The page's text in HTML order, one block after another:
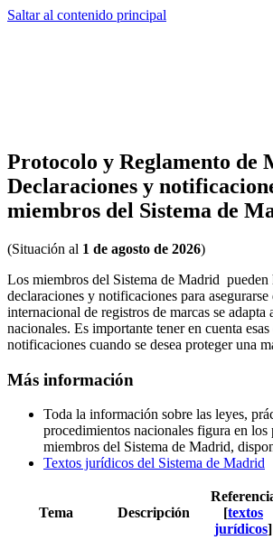
Saltar al contenido principal
Protocolo y Reglamento de
Declaraciones y
miembros del Sistema de
(Situación al 1 de agosto de 2026)
Los miembros del Sistema de Madrid pueden
declaraciones y notificaciones para asegurarse
internacional de registros de marcas se adapta
nacionales. Es importante tener en cuenta
notificaciones cuando se desea proteger una
Más información
Toda la información sobre las leyes,
procedimientos nacionales figura en los
miembros del Sistema de Madrid,
Textos jurídicos del Sistema de Madrid
Tema Descripción
[textos
jurídicos]